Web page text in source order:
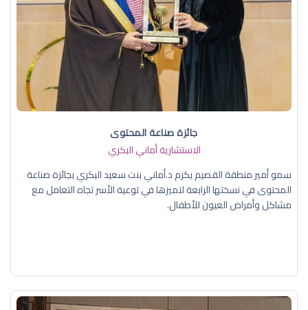
جائزة صناعة المحتوى
الاستشارية أماني البكري
سمو أمير منطقة القصيم يكرم د.أماني بنت سعيد البكري بجائزة صناعة
المحتوى في نسختها الرابعة لتميزها في توعية الأسر تجاه التعامل مع
مشاكل وأمراض العيون للأطفال.